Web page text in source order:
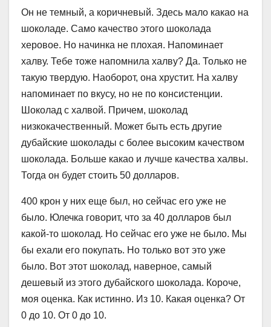
Он не темный, а коричневый. Здесь мало какао на
шоколаде. Само качество этого шоколада
херовое. Но начинка не плохая. Напоминает
халву. Тебе тоже напомнила халву? Да. Только не
такую твердую. Наоборот, она хрустит. На халву
напоминает по вкусу, но не по консистенции.
Шоколад с халвой. Причем, шоколад
низкокачественный. Может быть есть другие
дубайские шоколады с более высоким качеством
шоколада. Больше какао и лучше качества халвы.
Тогда он будет стоить 50 долларов.
400 крон у них еще был, но сейчас его уже не
было. Юлечка говорит, что за 40 долларов был
какой-то шоколад. Но сейчас его уже не было. Мы
бы ехали его покупать. Но только вот это уже
было. Вот этот шоколад, наверное, самый
дешевый из этого дубайского шоколада. Короче,
моя оценка. Как истинно. Из 10. Какая оценка? От
0 до 10. От 0 до 10.